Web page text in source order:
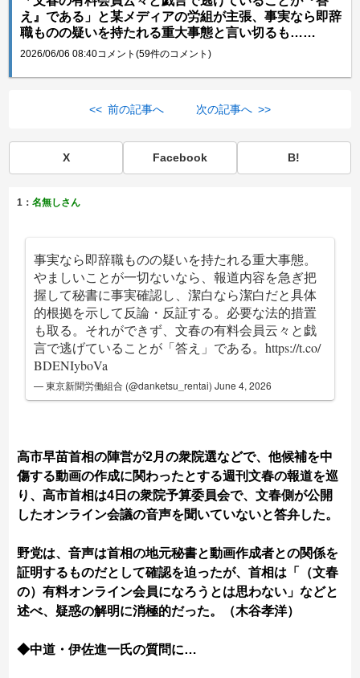
え』である」と某メディアの労組が主張、事実なら即辞
職ものの疑いを持たれる重大事態と言い切るも……
2026/06/06 08:40コメント(59件のコメント)
<< 前の記事へ 次の記事へ >>
X Facebook B!
1：名無しさん
事実なら即辞職ものの疑いを持たれる重大事態。
やましいことが一切ないなら、報道内容を急ぎ把
握して秘書に事実確認し、潔白なら潔白だと具体
的根拠を示して反論・反証する。必要な法的措置
も取る。それができず、文春の有料会員云々と戯
言で逃げていることが「答え」である。https://t.co/
BDENIyboVa
— 東京新聞労働組合 (@danketsu_rentai)June 4, 2026
高市早苗首相の陣営が2月の衆院選などで、他候補を中
傷する動画の作成に関わったとする週刊文春の報道を巡
り、高市首相は4日の衆院予算委員会で、文春側が公開
したオンライン会議の音声を聞いていないと答弁した。
野党は、音声は首相の地元秘書と動画作成者との関係を
証明するものだとして確認を迫ったが、首相は「（文春
の）有料オンライン会員になろうとは思わない」などと
述べ、疑惑の解明に消極的だった。（木谷孝洋）
◆中道・伊佐進一氏の質問に…